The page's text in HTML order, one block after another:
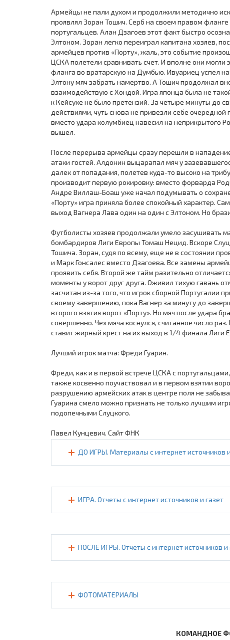
Армейцы не пали духом и продолжили методично
проявлял Зоран Тошич. Серб на своем правом
португальцев. Алан Дзагоев этот факт быстро
Элтоном. Зоран легко переиграл капитана хозяев,
армейцев против «Порту», жаль, это событие
ЦСКА полетели сравнивать счет. И вполне они могли
фланга во вратарскую на Думбью. Ивуариец успел
Элтону мяч забрать намертво. А Тошич продолжал
взаимодействую с Хондой. Игра японца была не
к Кейсуке не было претензий. За четыре минуты до
действиями, чуть снова не привезли себе
вместо удара колумбиец навесил на неприкрытого
вышел.
После перерыва армейцы сразу перешли в
атаки гостей. Алдонин выцарапал мяч у
далек от попадания, полетев куда-то высоко на
производит первую рокировку: вместо форварда
Андре Виллаш-Боаш уже начал подумывать о
«Порту» игра приняла более спокойный характер.
выход Вагнера Лава один на один с Элтоном. Но
Футболисты хозяев продолжали умело засушивать
бомбардиров Лиги Европы Томаш Нецид. Вскоре
Тошича. Зоран, судя по всему, еще не в состоянии
и Марк Гонсалес вместо Дзагоева. Все замены
проявить себя. Второй же тайм разительно
моменты у ворот друг друга. Оживил тихую гавань
засчитан из-за того, что игрок сборной Португалии
своему завершению, пока Вагнер за минуту до
второго взятия ворот «Порту». Но мяч после удара
совершенно. Чех мяча коснулся, считанное число
ставит жирный крест на их выход в 1/4 финала Лиги
Лучший игрок матча: Фреди Гуарин.
Фреди, как и в первой встрече ЦСКА с
также косвенно поучаствовал и в первом взятии
разрушению армейских атак в центре поля не
Гуарина смело можно признать не только лучшим
подопечными Слуцкого.
Павел Кунцевич. Сайт ФНК
ДО ИГРЫ. Материалы с интернет источников
ИГРА. Отчеты с интернет источников и газет
ПОСЛЕ ИГРЫ. Отчеты с интернет источников и
ФОТОМАТЕРИАЛЫ
КОМАНДНОЕ